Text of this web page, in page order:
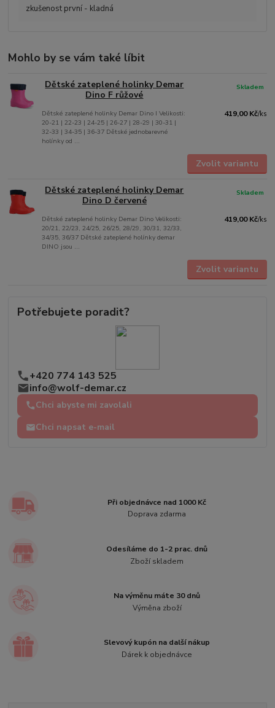
zkušenost první - kladná
Mohlo by se vám také líbit
Dětské zateplené holinky Demar
Dino F růžové
Dětské zateplené holinky Demar Dino I Velikosti:
20-21 | 22-23 | 24-25 | 26-27 | 28-29 | 30-31 |
32-33 | 34-35 | 36-37 Dětské jednobarevné
holínky od ...
419,00 Kč/ks
Skladem
Zvolit variantu
Dětské zateplené holinky Demar
Dino D červené
Dětské zateplené holinky Demar Dino Velikosti:
20/21, 22/23, 24/25, 26/25, 28/29, 30/31, 32/33,
34/35, 36/37 Dětské zateplené holínky demar
DINO jsou ...
419,00 Kč/ks
Skladem
Zvolit variantu
Potřebujete poradit?
+420 774 143 525
info@wolf-demar.cz
Chci abyste mi zavolali
Chci napsat e-mail
Při objednávce nad 1000 Kč
Doprava zdarma
Odesíláme do 1-2 prac. dnů
Zboží skladem
Na výměnu máte 30 dnů
Výměna zboží
Slevový kupón na další nákup
Dárek k objednávce